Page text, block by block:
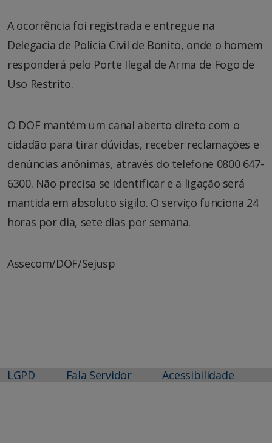
A ocorrência foi registrada e entregue na
Delegacia de Polícia Civil de Bonito, onde o homem
responderá pelo Porte Ilegal de Arma de Fogo de
Uso Restrito.
O DOF mantém um canal aberto direto com o
cidadão para tirar dúvidas, receber reclamações e
denúncias anônimas, através do telefone 0800 647-
6300. Não precisa se identificar e a ligação será
mantida em absoluto sigilo. O serviço funciona 24
horas por dia, sete dias por semana.
Assecom/DOF/Sejusp
LGPD Fala Servidor Acessibilidade